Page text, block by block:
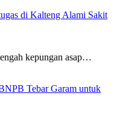
di Kalteng Alami Sakit
kepungan asap…
Tebar Garam untuk